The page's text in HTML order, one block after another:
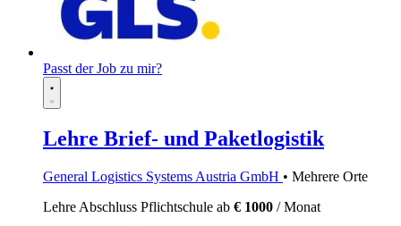
Passt der Job zu mir?
Lehre Brief- und Paketlogistik
General Logistics Systems Austria GmbH • Mehrere Orte
Lehre Abschluss Pflichtschule ab € 1000 / Monat